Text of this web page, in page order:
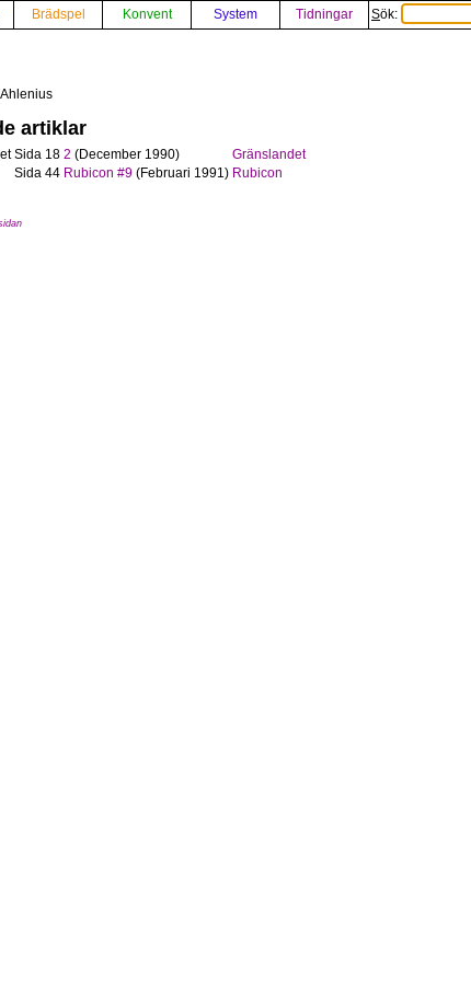
Brädspel Konvent System Tidningar Sök:
artiklar
Sida 18 2 (December 1990)
Gränslandet
Sida 44 Rubicon #9 (Februari 1991) Rubicon